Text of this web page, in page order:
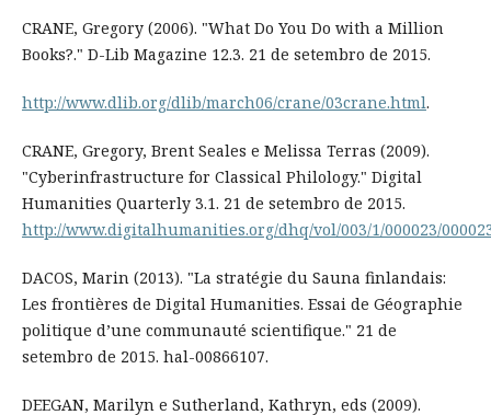
CRANE, Gregory (2006). "What Do You Do with a Million
Books?." D-Lib Magazine 12.3. 21 de setembro de 2015.
http://www.dlib.org/dlib/march06/crane/03crane.html.
CRANE, Gregory, Brent Seales e Melissa Terras (2009).
"Cyberinfrastructure for Classical Philology." Digital
Humanities Quarterly 3.1. 21 de setembro de 2015.
http://www.digitalhumanities.org/dhq/vol/003/1/000023/
DACOS, Marin (2013). "La stratégie du Sauna finlandais:
Les frontières de Digital Humanities. Essai de Géographie
politique d’une communauté scientifique." 21 de
setembro de 2015. hal-00866107.
DEEGAN, Marilyn e Sutherland, Kathryn, eds (2009).